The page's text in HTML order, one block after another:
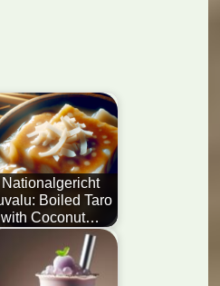
Nationalgericht
Boiled Taro
with Coconut…